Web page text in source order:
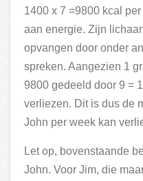
1400 x 7 =9800 kcal
aan energie. Zijn
opvangen door onder
spreken. Aangezien 1
9800 gedeeld door 9 =
verliezen. Dit is dus de
John per week kan
Let op, bovenstaande
John. Voor Jim, die